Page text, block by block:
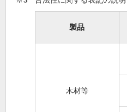
製品
木材等